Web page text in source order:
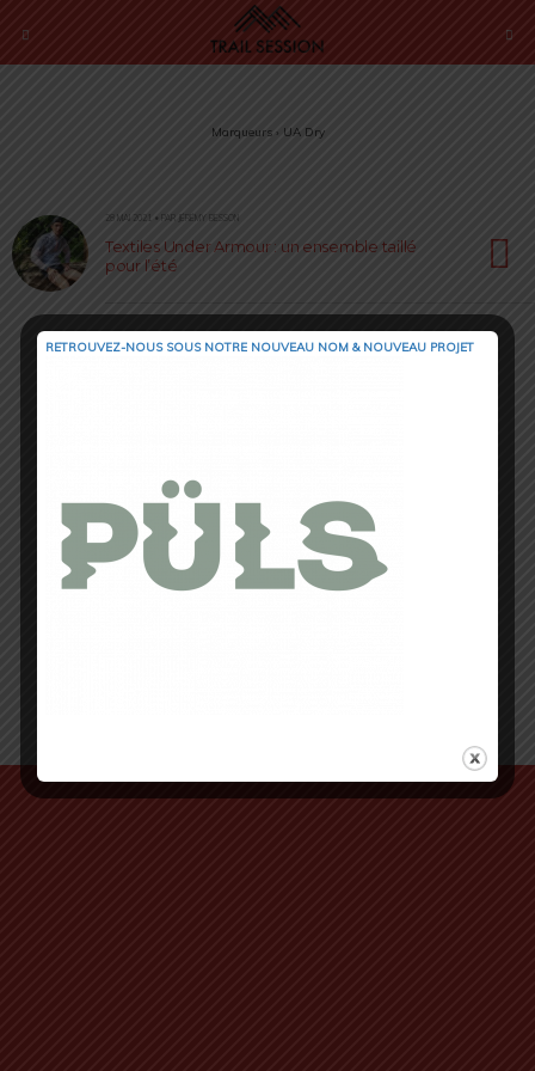
Marqueurs › UA Dry
28 MAI 2021 • PAR JÉRÉMY BESSON
Textiles Under Armour : un ensemble taillé
pour l’été
RETROUVEZ-NOUS SOUS NOTRE NOUVEAU NOM & NOUVEAU PROJET